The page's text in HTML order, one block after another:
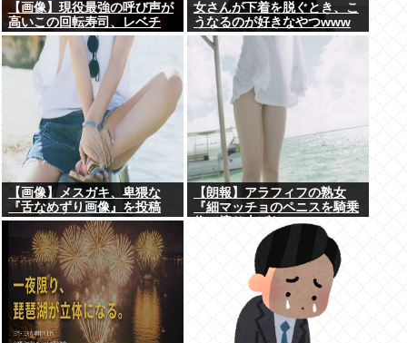
【画像】現役最強の呼び声が
高いこの回転寿司、レベチ
www
女さんが下着を脱ぐとき、こ
うなるのが好きなやつwww
【画像】メスガキ、卑猥な
『舌なめずり画像』を投稿
www
【朗報】アラフィフの熟女
『細マッチョのペニスを騎乗
位で擦り上げたい』